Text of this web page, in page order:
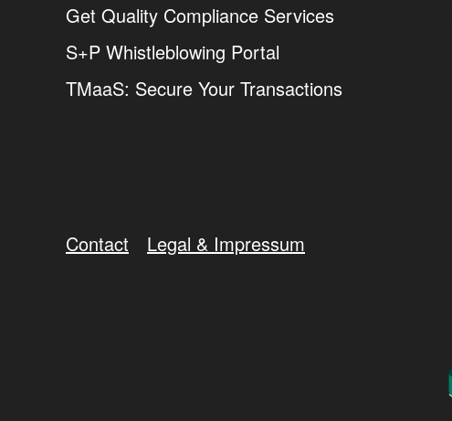
Get Quality Compliance Services
S+P Whistleblowing Portal
TMaaS: Secure Your Transactions
Contact Legal & Impressum